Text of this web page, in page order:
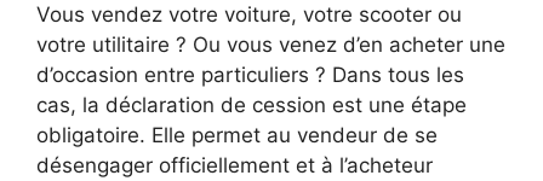
Vous vendez votre voiture, votre scooter ou
votre utilitaire ? Ou vous venez d’en acheter une
d’occasion entre particuliers ? Dans tous les
cas, la déclaration de cession est une étape
obligatoire. Elle permet au vendeur de se
désengager officiellement et à l’acheteur